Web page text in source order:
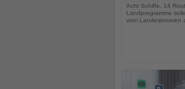
Acht Schiffe, 14
Landprogramme
vom Landesinneren